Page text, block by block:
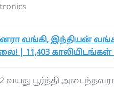
வங்கி, இந்தியன்
| 11,403 காலியிடங்கள் |
வயது பூர்த்தி